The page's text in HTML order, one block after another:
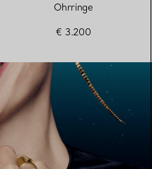
Ohrringe
€ 3.200